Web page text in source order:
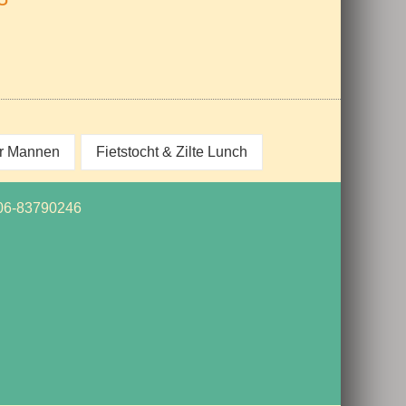
Mannen Fietstocht & Zilte Lunch
83790246